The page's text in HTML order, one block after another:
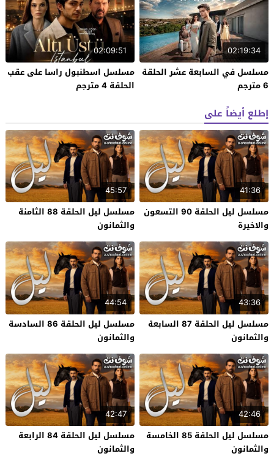
02:19:34
مسلسل في السابعة عشر الحلقة
6 مترجم
02:09:51
مسلسل اسطنبول راسا على عقب
الحلقة 4 مترجم
إطلع أيضاً على
41:36
مسلسل ليل الحلقة 90 التسعون
والاخيرة
45:57
مسلسل ليل الحلقة 88 الثامنة
والثمانون
43:36
مسلسل ليل الحلقة 87 السابعة
والثمانون
44:54
مسلسل ليل الحلقة 86 السادسة
والثمانون
42:46
مسلسل ليل الحلقة 85 الخامسة
والثمانون
42:47
مسلسل ليل الحلقة 84 الرابعة
والثمانون